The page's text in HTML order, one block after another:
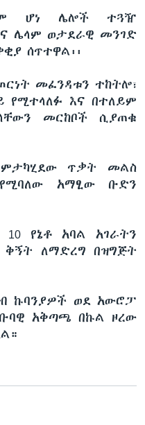
ሆነ ሌሎች ተጓዥ
ሌላም ወታደራዊ መንገድ
ሰጥተዋል፡፡
መፈንዳቱን ተከትሎ፣
የሚተላለፉ እና በተለይም
መርከቦች ሲያጠቁ
ጥቃት መልስ
አማፂው ቡድን
የኔቶ አባል አገራትን
ለማድረግ በዝግጅት
ኩባንያዎች ወደ አውሮፓ
አቅጣጫ በኩል ዞረው